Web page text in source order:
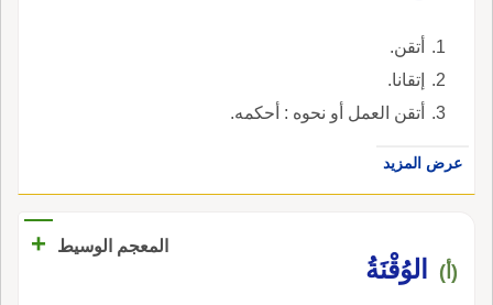
أتقن.
إتقانا.
أتقن العمل أو نحوه : أحكمه.
عرض المزيد
المعجم الوسيط +
(أ) الوُقْنَةُ